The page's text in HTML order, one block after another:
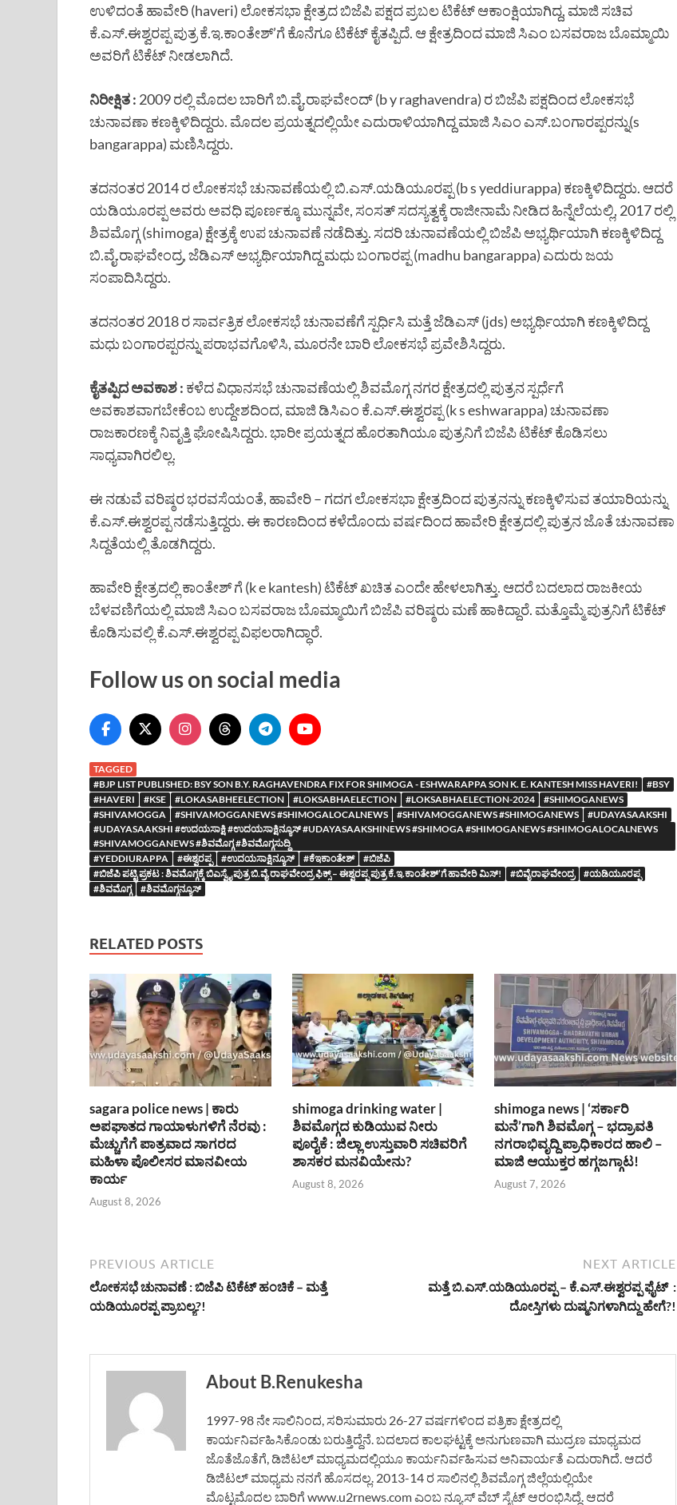
ಉಳಿದಂತೆ ಹಾವೇರಿ (haveri) ಲೋಕಸಭಾ ಕ್ಷೇತ್ರದ ಬಿಜೆಪಿ ಪಕ್ಷದ ಪ್ರಬಲ ಟಿಕೆಟ್ ಆಕಾಂಕ್ಷಿಯಾಗಿದ್ದ, ಮಾಜಿ ಸಚಿವ
ಕೆ.ಎಸ್.ಈಶ್ವರಪ್ಪ ಪುತ್ರ ಕೆ.ಇ.ಕಾಂತೇಶ್’ಗೆ ಕೊನೆಗೂ ಟಿಕೆಟ್ ಕೈತಪ್ಪಿದೆ. ಆ ಕ್ಷೇತ್ರದಿಂದ ಮಾಜಿ ಸಿಎಂ ಬಸವರಾಜ ಬೊಮ್ಮಾಯಿ
ಅವರಿಗೆ ಟಿಕೆಟ್ ನೀಡಲಾಗಿದೆ.
ನಿರೀಕ್ಷಿತ : 2009 ರಲ್ಲಿ ಮೊದಲ ಬಾರಿಗೆ ಬಿ.ವೈ.ರಾಘವೇಂದ್ (b y raghavendra) ರ ಬಿಜೆಪಿ ಪಕ್ಷದಿಂದ ಲೋಕಸಭೆ
ಚುನಾವಣಾ ಕಣಕ್ಕಿಳಿದಿದ್ದರು. ಮೊದಲ ಪ್ರಯತ್ನದಲ್ಲಿಯೇ ಎದುರಾಳಿಯಾಗಿದ್ದ ಮಾಜಿ ಸಿಎಂ ಎಸ್.ಬಂಗಾರಪ್ಪರನ್ನು(s
bangarappa) ಮಣಿಸಿದ್ದರು.
ತದನಂತರ 2014 ರ ಲೋಕಸಭೆ ಚುನಾವಣೆಯಲ್ಲಿ ಬಿ.ಎಸ್.ಯಡಿಯೂರಪ್ಪ (b s yeddiurappa) ಕಣಕ್ಕಿಳಿದಿದ್ದರು. ಆದರೆ
ಯಡಿಯೂರಪ್ಪ ಅವರು ಅವಧಿ ಪೂರ್ಣಕ್ಕೂ ಮುನ್ನವೇ, ಸಂಸತ್ ಸದಸ್ಯತ್ವಕ್ಕೆ ರಾಜೀನಾಮೆ ನೀಡಿದ ಹಿನ್ನೆಲೆಯಲ್ಲಿ, 2017 ರಲ್ಲಿ
ಶಿವಮೊಗ್ಗ (shimoga) ಕ್ಷೇತ್ರಕ್ಕೆ ಉಪ ಚುನಾವಣೆ ನಡೆದಿತ್ತು. ಸದರಿ ಚುನಾವಣೆಯಲ್ಲಿ ಬಿಜೆಪಿ ಅಭ್ಯರ್ಥಿಯಾಗಿ ಕಣಕ್ಕಿಳಿದಿದ್ದ
ಬಿ.ವೈ.ರಾಘವೇಂದ್ರ, ಜೆಡಿಎಸ್ ಅಭ್ಯರ್ಥಿಯಾಗಿದ್ದ ಮಧು ಬಂಗಾರಪ್ಪ (madhu bangarappa) ಎದುರು ಜಯ
ಸಂಪಾದಿಸಿದ್ದರು.
ತದನಂತರ 2018 ರ ಸಾರ್ವತ್ರಿಕ ಲೋಕಸಭೆ ಚುನಾವಣೆಗೆ ಸ್ಪರ್ಧಿಸಿ ಮತ್ತೆ ಜೆಡಿಎಸ್ (jds) ಅಭ್ಯರ್ಥಿಯಾಗಿ ಕಣಕ್ಕಿಳಿದಿದ್ದ
ಮಧು ಬಂಗಾರಪ್ಪರನ್ನು ಪರಾಭವಗೊಳಿಸಿ, ಮೂರನೇ ಬಾರಿ ಲೋಕಸಭೆ ಪ್ರವೇಶಿಸಿದ್ದರು.
ಕೈತಪ್ಪಿದ ಅವಕಾಶ : ಕಳೆದ ವಿಧಾನಸಭೆ ಚುನಾವಣೆಯಲ್ಲಿ ಶಿವಮೊಗ್ಗ ನಗರ ಕ್ಷೇತ್ರದಲ್ಲಿ ಪುತ್ರನ ಸ್ಪರ್ಧೆಗೆ
ಅವಕಾಶವಾಗಬೇಕೆಂಬ ಉದ್ದೇಶದಿಂದ, ಮಾಜಿ ಡಿಸಿಎಂ ಕೆ.ಎಸ್.ಈಶ್ವರಪ್ಪ (k s eshwarappa) ಚುನಾವಣಾ
ರಾಜಕಾರಣಕ್ಕೆ ನಿವೃತ್ತಿ ಘೋಷಿಸಿದ್ದರು. ಭಾರೀ ಪ್ರಯತ್ನದ ಹೊರತಾಗಿಯೂ ಪುತ್ರನಿಗೆ ಬಿಜೆಪಿ ಟಿಕೆಟ್ ಕೊಡಿಸಲು
ಸಾಧ್ಯವಾಗಿರಲಿಲ್ಲ.
ಈ ನಡುವೆ ವರಿಷ್ಠರ ಭರವಸೆಯಂತೆ, ಹಾವೇರಿ – ಗದಗ ಲೋಕಸಭಾ ಕ್ಷೇತ್ರದಿಂದ ಪುತ್ರನನ್ನು ಕಣಕ್ಕಿಳಿಸುವ ತಯಾರಿಯನ್ನು
ಕೆ.ಎಸ್.ಈಶ್ವರಪ್ಪ ನಡೆಸುತ್ತಿದ್ದರು. ಈ ಕಾರಣದಿಂದ ಕಳೆದೊಂದು ವರ್ಷದಿಂದ ಹಾವೇರಿ ಕ್ಷೇತ್ರದಲ್ಲಿ ಪುತ್ರನ ಜೊತೆ ಚುನಾವಣಾ
ಸಿದ್ದತೆಯಲ್ಲಿ ತೊಡಗಿದ್ದರು.
ಹಾವೇರಿ ಕ್ಷೇತ್ರದಲ್ಲಿ ಕಾಂತೇಶ್ ಗೆ (k e kantesh) ಟಿಕೆಟ್ ಖಚಿತ ಎಂದೇ ಹೇಳಲಾಗಿತ್ತು. ಆದರೆ ಬದಲಾದ ರಾಜಕೀಯ
ಬೆಳವಣಿಗೆಯಲ್ಲಿ ಮಾಜಿ ಸಿಎಂ ಬಸವರಾಜ ಬೊಮ್ಮಾಯಿಗೆ ಬಿಜೆಪಿ ವರಿಷ್ಠರು ಮಣೆ ಹಾಕಿದ್ದಾರೆ. ಮತ್ತೊಮ್ಮೆ ಪುತ್ರನಿಗೆ ಟಿಕೆಟ್
ಕೊಡಿಸುವಲ್ಲಿ ಕೆ.ಎಸ್.ಈಶ್ವರಪ್ಪ ವಿಫಲರಾಗಿದ್ಧಾರೆ.
Follow us on social media
TAGGED
#BJP LIST PUBLISHED: BSY SON B.Y. RAGHAVENDRA FIX FOR SHIMOGA - ESHWARAPPA SON K. E. KANTESH MISS HAVERI!
#BSY
#HAVERI
#KSE #LOKASABHEELECTION #LOKSABHAELECTION #LOKSABHAELECTION-2024
#SHIMOGANEWS
#SHIVAMOGGA
#SHIVAMOGGANEWS #SHIMOGALOCALNEWS #SHIVAMOGGANEWS #SHIMOGANEWS
#UDAYASAAKSHI
#UDAYASAAKSHI #ಉದಯಸಾಕ್ಷಿ #ಉದಯಸಾಕ್ಷಿನ್ಯೂಸ್ #UDAYASAAKSHINEWS #SHIMOGA #SHIMOGANEWS #SHIMOGALOCALNEWS
#SHIVAMOGGANEWS #ಶಿವಮೊಗ್ಗ #ಶಿವಮೊಗ್ಗಸುದ್ದಿ
#YEDDIURAPPA
#ಈಶ್ವರಪ್ಪ #ಉದಯಸಾಕ್ಷಿನ್ಯೂಸ್ #ಕೆಇಕಾಂತೇಶ್
#ಬಿಜೆಪಿ
#ಬಿಜೆಪಿ ಪಟ್ಟಿ ಪ್ರಕಟ : ಶಿವಮೊಗ್ಗಕ್ಕೆ ಬಿಎಸ್ವೈ ಪುತ್ರ ಬಿ.ವೈ.ರಾಘವೇಂದ್ರ ಫಿಕ್ಸ್ – ಈಶ್ವರಪ್ಪ ಪುತ್ರ ಕೆ.ಇ.ಕಾಂತೇಶ್’ಗೆ ಹಾವೇರಿ ಮಿಸ್!
#ಬಿವೈರಾಘವೇಂದ್ರ
#ಯಡಿಯೂರಪ್ಪ
#ಶಿವಮೊಗ್ಗ
#ಶಿವಮೊಗ್ಗನ್ಯೂಸ್
RELATED POSTS
sagara police news | ಕಾರು
ಅಪಘಾತದ ಗಾಯಾಳುಗಳಿಗೆ ನೆರವು :
ಮೆಚ್ಚುಗೆಗೆ ಪಾತ್ರವಾದ ಸಾಗರದ
ಮಹಿಳಾ ಪೊಲೀಸರ ಮಾನವೀಯ
ಕಾರ್ಯ
August 8, 2026
shimoga drinking water |
ಶಿವಮೊಗ್ಗದ ಕುಡಿಯುವ ನೀರು
ಪೂರೈಕೆ : ಜಿಲ್ಲಾ ಉಸ್ತುವಾರಿ ಸಚಿವರಿಗೆ
ಶಾಸಕರ ಮನವಿಯೇನು?
August 8, 2026
shimoga news | ‘ಸರ್ಕಾರಿ
ಮನೆ’ಗಾಗಿ ಶಿವಮೊಗ್ಗ – ಭದ್ರಾವತಿ
ನಗರಾಭಿವೃದ್ದಿ ಪ್ರಾಧಿಕಾರದ ಹಾಲಿ –
ಮಾಜಿ ಆಯುಕ್ತರ ಹಗ್ಗಜಗ್ಗಾಟ!
August 7, 2026
PREVIOUS ARTICLE
ಲೋಕಸಭೆ ಚುನಾವಣೆ : ಬಿಜೆಪಿ ಟಿಕೆಟ್ ಹಂಚಿಕೆ – ಮತ್ತೆ
ಯಡಿಯೂರಪ್ಪ ಪ್ರಾಬಲ್ಯ?!
NEXT ARTICLE
ಮತ್ತೆ ಬಿ.ಎಸ್.ಯಡಿಯೂರಪ್ಪ – ಕೆ.ಎಸ್.ಈಶ್ವರಪ್ಪ ಫೈಟ್ :
ದೋಸ್ತಿಗಳು ದುಷ್ಮನಿಗಳಾಗಿದ್ದು ಹೇಗೆ?!
About B.Renukesha
1997-98 ನೇ ಸಾಲಿನಿಂದ, ಸರಿಸುಮಾರು 26-27 ವರ್ಷಗಳಿಂದ ಪತ್ರಿಕಾ ಕ್ಷೇತ್ರದಲ್ಲಿ
ಕಾರ್ಯನಿರ್ವಹಿಸಿಕೊಂಡು ಬರುತ್ತಿದ್ದೆನೆ. ಬದಲಾದ ಕಾಲಘಟ್ಟಕ್ಕೆ ಅನುಗುಣವಾಗಿ ಮುದ್ರಣ ಮಾಧ್ಯಮದ
ಜೊತೆಜೊತೆಗೆ, ಡಿಜಿಟಲ್ ಮಾಧ್ಯಮದಲ್ಲಿಯೂ ಕಾರ್ಯನಿರ್ವಹಿಸುವ ಅನಿವಾರ್ಯತೆ ಎದುರಾಗಿದೆ. ಆದರೆ
ಡಿಜಿಟಲ್ ಮಾಧ್ಯಮ ನನಗೆ ಹೊಸದಲ್ಲ. 2013-14 ರ ಸಾಲಿನಲ್ಲಿ ಶಿವಮೊಗ್ಗ ಜಿಲ್ಲೆಯಲ್ಲಿಯೇ
ಮೊಟ್ಟಮೊದಲ ಬಾರಿಗೆ www.u2rnews.com ಎಂಬ ನ್ಯೂಸ್ ವೆಬ್ ಸೈಟ್ ಆರಂಭಿಸಿದ್ದೆ. ಆದರೆ